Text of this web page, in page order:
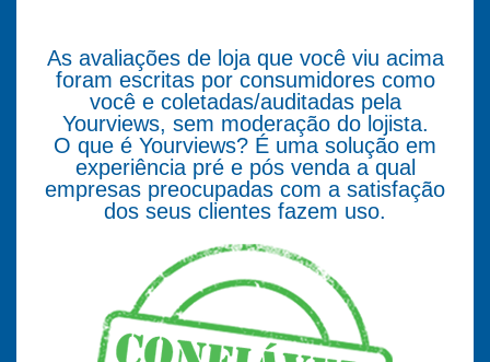
As avaliações de loja que você viu acima
foram escritas por consumidores como
você e coletadas/auditadas pela
Yourviews, sem moderação do lojista.
O que é Yourviews? É uma solução em
experiência pré e pós venda a qual
empresas preocupadas com a satisfação
dos seus clientes fazem uso.